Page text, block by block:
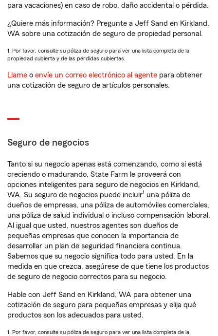
para vacaciones) en caso de robo, daño accidental o pérdida.
¿Quiere más información? Pregunte a Jeff Sand en Kirkland,
WA sobre una cotización de seguro de propiedad personal.
1. Por favor, consulte su póliza de seguro para ver una lista completa de la
propiedad cubierta y de las pérdidas cubiertas.
Llame o envíe un correo electrónico al agente para obtener
una cotización de seguro de artículos personales.
Seguro de negocios
Tanto si su negocio apenas está comenzando, como si está
creciendo o madurando, State Farm le proveerá con
opciones inteligentes para seguro de negocios en Kirkland,
WA. Su seguro de negocios puede incluir1 una póliza de
dueños de empresas, una póliza de automóviles comerciales,
una póliza de salud individual o incluso compensación laboral.
Al igual que usted, nuestros agentes son dueños de
pequeñas empresas que conocen la importancia de
desarrollar un plan de seguridad financiera continua.
Sabemos que su negocio significa todo para usted. En la
medida en que crezca, asegúrese de que tiene los productos
de seguro de negocio correctos para su negocio.
Hable con Jeff Sand en Kirkland, WA para obtener una
cotización de seguro para pequeñas empresas y elija qué
productos son los adecuados para usted.
1. Por favor, consulte su póliza de seguro para ver una lista completa de la